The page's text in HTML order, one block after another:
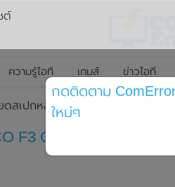
ความรู้ไอที เกมส์ ข่าวไอที
ยดสเปกหลักของ POCO F3 GT ก่อ
F3 GT ก่อนเปิดตัวในวัน
ต์
กดติดตาม
ใหม่ๆ